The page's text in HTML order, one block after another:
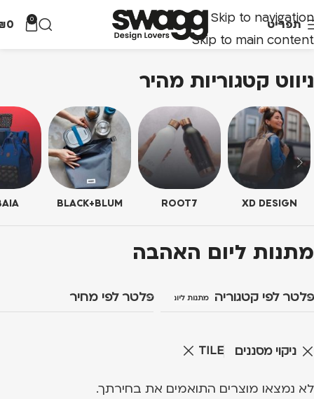
Skip to navigation
Skip to main content
תפריט 0
0
ניווט קטגוריות מהיר
XD DESIGN
ROOT7
BLACK+BLUM
מתנות ליום האהבה
פלטר לפי קטגוריה מתנות ליום האהבהפלטר לפי מחיר
ניקוי מסננים TILE
לא נמצאו מוצרים התואמים את בחירתך.